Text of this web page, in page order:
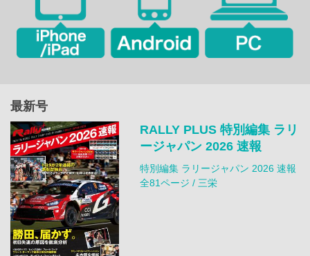
最新号
RALLY PLUS 特別編集 ラリ
ージャパン 2026 速報
特別編集 ラリージャパン 2026 速報
全81ページ / 三栄